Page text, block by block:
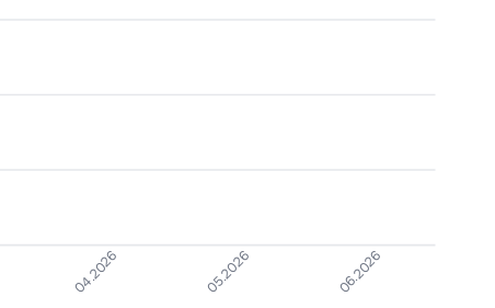
данных
04.2026 05.2026 06.2026